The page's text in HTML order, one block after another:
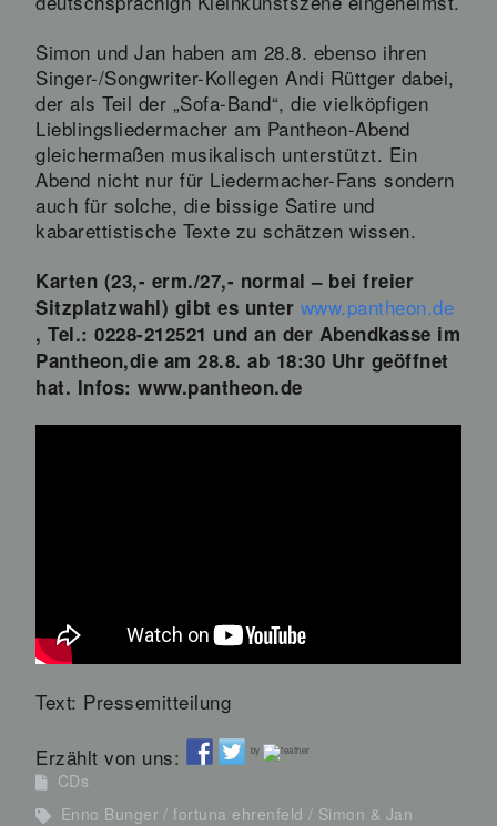
Simon und Jan haben am 28.8. ebenso ihren
Singer-/Songwriter-Kollegen Andi Rüttger dabei,
der als Teil der „Sofa-Band“, die vielköpfigen
Lieblingsliedermacher am Pantheon-Abend
gleichermaßen musikalisch unterstützt. Ein
Abend nicht nur für Liedermacher-Fans sondern
auch für solche, die bissige Satire und
kabarettistische Texte zu schätzen wissen.
Karten (23,- erm./27,- normal – bei freier
Sitzplatzwahl) gibt es unter www.pantheon.de
, Tel.: 0228-212521 und an der Abendkasse im
Pantheon,die am 28.8. ab 18:30 Uhr geöffnet
hat. Infos: www.pantheon.de
Text: Pressemitteilung
Erzählt von uns:
by
CDs
Enno Bunger
fortuna ehrenfeld Simon & Jan